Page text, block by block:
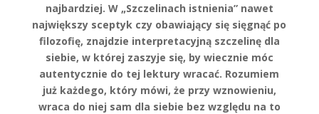
najbardziej. W „Szczelinach istnienia” nawet
największy sceptyk czy obawiający się sięgnąć po
filozofię, znajdzie interpretacyjną szczelinę dla
siebie, w której zaszyje się, by wiecznie móc
autentycznie do tej lektury wracać. Rozumiem
już każdego, który mówi, że przy wznowieniu,
wraca do niej sam dla siebie bez względu na to